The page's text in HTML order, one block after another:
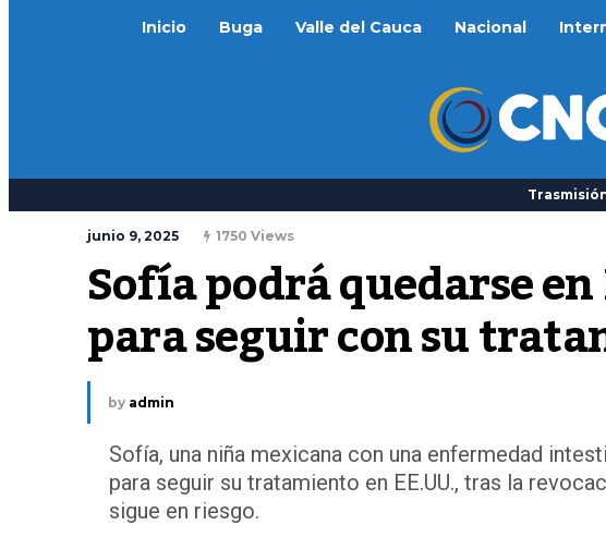
Inicio Buga Valle del Cauca Nacional
junio 9, 2025 1750 Views
Sofía podrá quedarse
para seguir con su
by admin
Sofía, una niña mexicana con una enfermedad
para seguir su tratamiento en EE.UU., tras la
sigue en riesgo.